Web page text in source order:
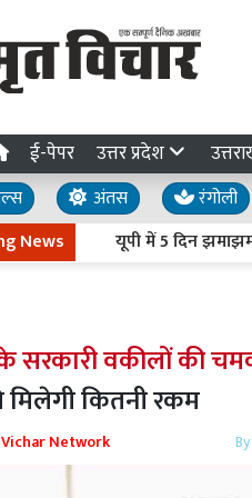
ई-पेपर उत्तर प्रदेश
अंतस रंगोली
News
यूपी में 5 दिन झमाझम
सरकारी वकीलों की
कितनी रकम
Network By